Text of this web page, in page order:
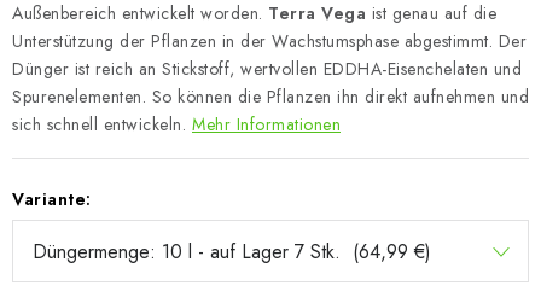
Außenbereich entwickelt worden. Terra Vega ist genau auf die
Unterstützung der Pflanzen in der Wachstumsphase abgestimmt. Der
Dünger ist reich an Stickstoff, wertvollen EDDHA-Eisenchelaten und
Spurenelementen. So können die Pflanzen ihn direkt aufnehmen und
sich schnell entwickeln. Mehr Informationen
Variante: